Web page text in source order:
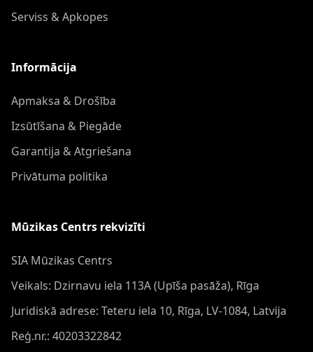
Serviss & Apkopes
Informācija
Apmaksa & Drošība
Izsūtīšana & Piegāde
Garantija & Atgriešana
Privātuma politika
Mūzikas Centrs rekvizīti
SIA Mūzikas Centrs
Veikals: Dzirnavu iela 113A (Upīša pasāža), Rīga
Juridiskā adrese: Teteru iela 10, Rīga, LV-1084, Latvija
Reģ.nr.: 40203322842